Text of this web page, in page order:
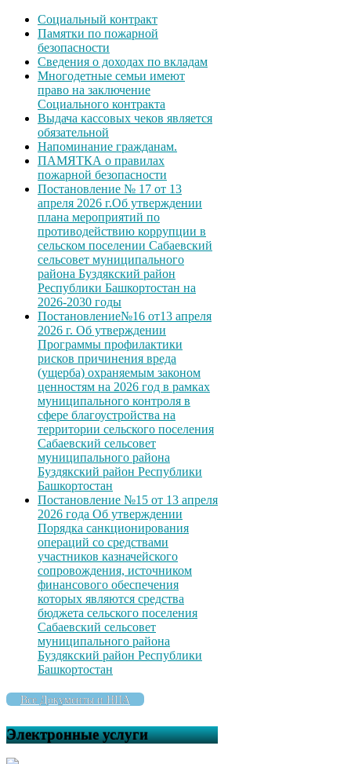
Социальный контракт
Памятки по пожарной
безопасности
Сведения о доходах по вкладам
Многодетные семьи имеют
право на заключение
Социального контракта
Выдача кассовых чеков является
обязательной
Напоминание гражданам.
ПАМЯТКА о правилах
пожарной безопасности
Постановление № 17 от 13
апреля 2026 г.Об утверждении
плана мероприятий по
противодействию коррупции в
сельском поселении Сабаевский
сельсовет муниципального
района Буздякский район
Республики Башкортостан на
2026-2030 годы
Постановление№16 от13 апреля
2026 г. Об утверждении
Программы профилактики
рисков причинения вреда
(ущерба) охраняемым законом
ценностям на 2026 год в рамках
муниципального контроля в
сфере благоустройства на
территории сельского поселения
Сабаевский сельсовет
муниципального района
Буздякский район Республики
Башкортостан
Постановление №15 от 13 апреля
2026 года Об утверждении
Порядка санкционирования
операций со средствами
участников казначейского
сопровождения, источником
финансового обеспечения
которых являются средства
бюджета сельского поселения
Сабаевский сельсовет
муниципального района
Буздякский район Республики
Башкортостан
Все Документы и НПА
Электронные услуги